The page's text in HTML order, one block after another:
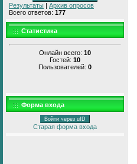
Результаты | Архив опросов
Всего ответов: 177
Статистика
Онлайн всего: 10
Гостей: 10
Пользователей: 0
Форма входа
Войти через uID
Старая форма входа